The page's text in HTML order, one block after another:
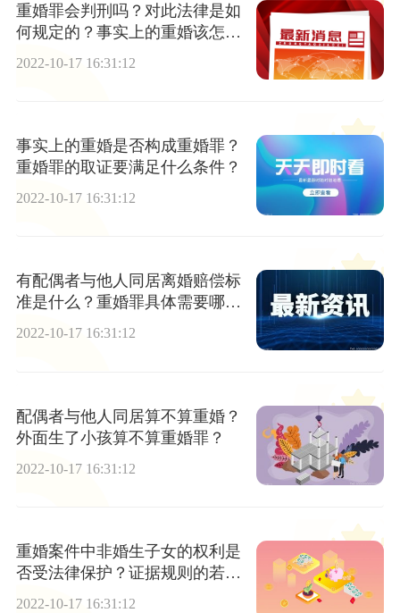
重婚罪会判刑吗？对此法律是如
何规定的？事实上的重婚该怎么
2022-10-17 16:31:12
事实上的重婚是否构成重婚罪？
重婚罪的取证要满足什么条件？
2022-10-17 16:31:12
有配偶者与他人同居离婚赔偿标
准是什么？重婚罪具体需要哪些
证据？
2022-10-17 16:31:12
配偶者与他人同居算不算重婚？
外面生了小孩算不算重婚罪？
2022-10-17 16:31:12
重婚案件中非婚生子女的权利是
否受法律保护？证据规则的若干
规定
2022-10-17 16:31:12